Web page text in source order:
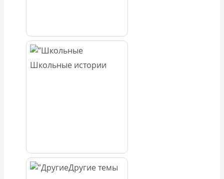
Школьные истории
Другие темы